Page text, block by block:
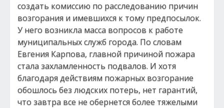
создать комиссию по расследованию причин
возгорания и имевшихся к тому предпосылок.
У него возникла масса вопросов к работе
муниципальных служб города. По словам
Евгения Карпова, главной причиной пожара
стала захламленность подвалов. И хотя
благодаря действиям пожарных возгорание
обошлось без людских потерь, нет гарантий,
что завтра все не обернется более тяжелыми